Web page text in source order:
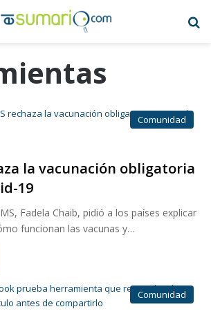
Comunidad
la vacunación obligatoria
19
Fadela Chaib, pidió a los países explicar
funcionan las vacunas y…
Comunidad